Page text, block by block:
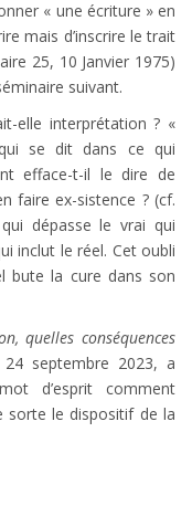
« une écriture » en
mais d’inscrire le trait
25, 10 Janvier 1975)
suivant.
elle interprétation ? «
se dit dans ce qui
efface-t-il le dire de
faire ex-sistence ? (cf.
dépasse le vrai qui
inclut le réel. Cet oubli
bute la cure dans son
quelles conséquences
septembre 2023, a
d’esprit comment
sorte le dispositif de la